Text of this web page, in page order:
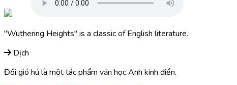
"Wuthering Heights" is a classic of English literature.
Dịch
Đồi gió hú là một tác phẩm văn học Anh kinh điển.